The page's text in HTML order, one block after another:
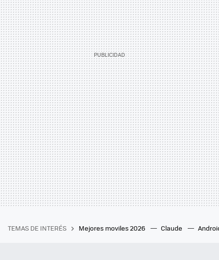
TEMAS DE INTERÉS Mejores moviles 2026 Claude